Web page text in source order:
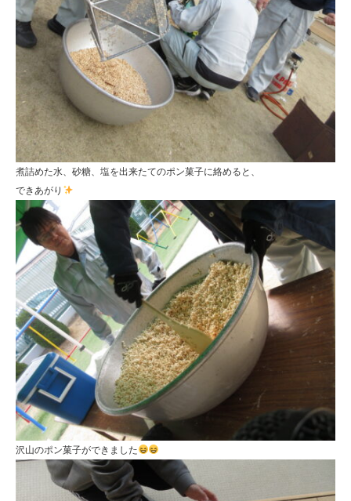
煮詰めた水、砂糖、塩を出来たてのポン菓子に絡めると、
できあがり
沢山のポン菓子ができました